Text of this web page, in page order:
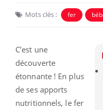
Mots clés : fer
C’est une
découverte
étonnante ! En plus
de ses apports
nutritionnels, le fer